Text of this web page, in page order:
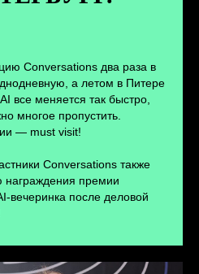
Conversations два раза в
а летом в Питере
все меняется так быстро,
многое пропустить.
— must visit!
Conversations также
премии
вечеринка после деловой